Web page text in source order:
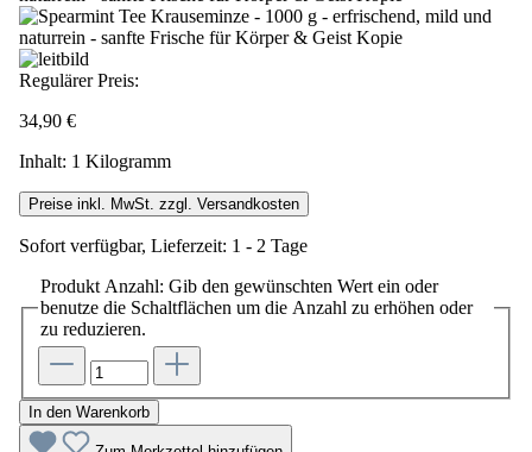
Regulärer Preis:
34,90 €
Inhalt: 1 Kilogramm
Preise inkl. MwSt. zzgl. Versandkosten
Sofort verfügbar, Lieferzeit: 1 - 2 Tage
Produkt Anzahl: Gib den gewünschten Wert ein oder
benutze die Schaltflächen um die Anzahl zu erhöhen oder
zu reduzieren.
In den Warenkorb